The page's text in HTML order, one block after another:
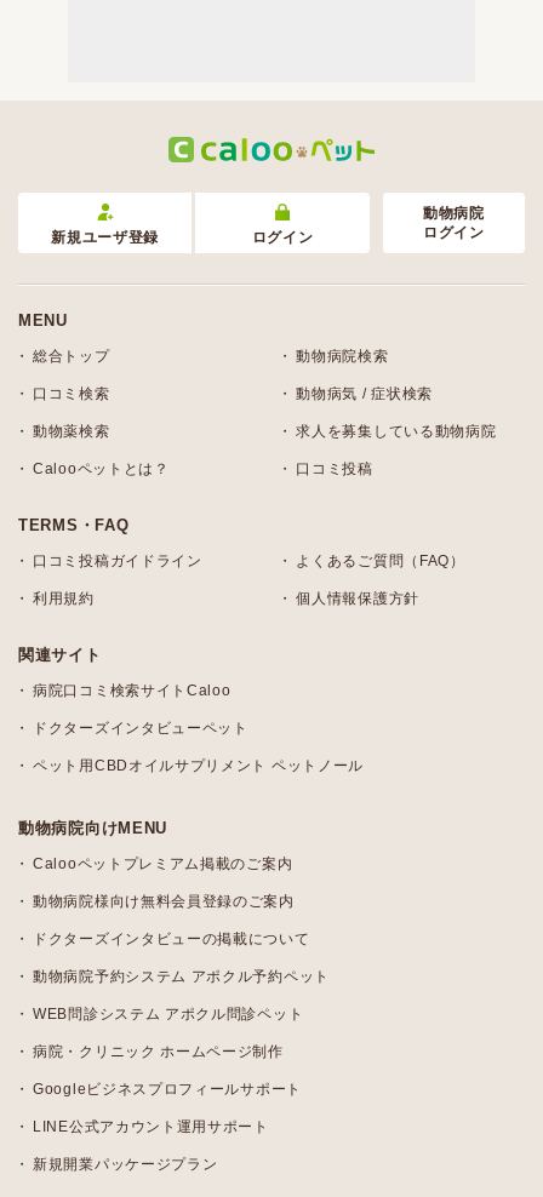
新規ユーザ登録 ログイン
動物病院
ログイン
MENU
総合トップ 動物病院検索
口コミ検索 動物病気 / 症状検索
動物薬検索 求人を募集している動物病院
Calooペットとは？ 口コミ投稿
TERMS・FAQ
口コミ投稿ガイドライン よくあるご質問（FAQ）
利用規約 個人情報保護方針
関連サイト
病院口コミ検索サイトCaloo
ドクターズインタビューペット
ペット用CBDオイルサプリメント ペットノール
動物病院向けMENU
Calooペットプレミアム掲載のご案内
動物病院様向け無料会員登録のご案内
ドクターズインタビューの掲載について
動物病院予約システム アポクル予約ペット
WEB問診システム アポクル問診ペット
病院・クリニック ホームページ制作
Googleビジネスプロフィールサポート
LINE公式アカウント運用サポート
新規開業パッケージプラン